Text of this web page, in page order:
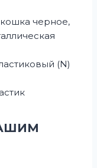
черное,
(N)